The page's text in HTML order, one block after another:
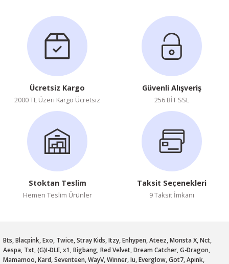
Ücretsiz Kargo
2000 TL Üzeri Kargo Ücretsiz
Güvenli Alışveriş
256 BİT SSL
Stoktan Teslim
Hemen Teslim Ürünler
Taksit Seçenekleri
9 Taksit İmkanı
Bts, Blacpink, Exo, Twice, Stray Kids, Itzy, Enhypen, Ateez, Monsta X, Nct,
Aespa, Txt, (G)I-DLE, x1, Bigbang, Red Velvet, Dream Catcher, G-Dragon,
Mamamoo, Kard, Seventeen, WayV, Winner, Iu, Everglow, Got7, Apink,